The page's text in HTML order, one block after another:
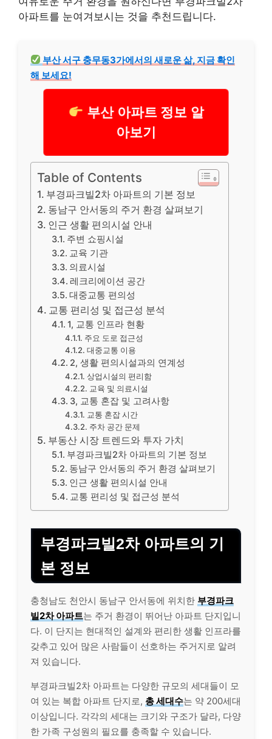
아파트를 눈여겨보시는 것을 추천드립니다.
부산 서구 충무동3가에서의 새로운 삶, 지금 확인
해 보세요!
부산 아파트 정보 알
아보기
Table of Contents
부경파크빌2차 아파트의 기본 정보
동남구 안서동의 주거 환경 살펴보기
인근 생활 편의시설 안내
주변 쇼핑시설
교육 기관
의료시설
레크리에이션 공간
대중교통 편의성
교통 편리성 및 접근성 분석
1, 교통 인프라 현황
주요 도로 접근성
대중교통 이용
2, 생활 편의시설과의 연계성
상업시설의 편리함
교육 및 의료시설
3, 교통 혼잡 및 고려사항
교통 혼잡 시간
주차 공간 문제
부동산 시장 트렌드와 투자 가치
부경파크빌2차 아파트의 기본 정보
동남구 안서동의 주거 환경 살펴보기
인근 생활 편의시설 안내
교통 편리성 및 접근성 분석
부경파크빌2차 아파트의 기
본 정보
충청남도 천안시 동남구 안서동에 위치한 부경파크
빌2차 아파트는 주거 환경이 뛰어난 아파트 단지입니
다. 이 단지는 현대적인 설계와 편리한 생활 인프라를
갖추고 있어 많은 사람들이 선호하는 주거지로 알려
져 있습니다.
부경파크빌2차 아파트는 다양한 규모의 세대들이 모
여 있는 복합 아파트 단지로, 총 세대수는 약 200세대
이상입니다. 각각의 세대는 크기와 구조가 달라, 다양
한 가족 구성원의 필요를 충족할 수 있습니다.